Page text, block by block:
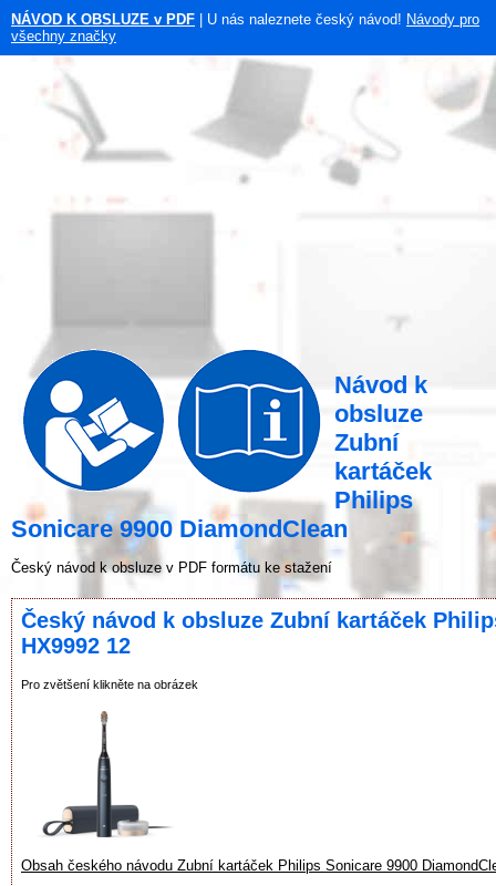
NÁVOD K OBSLUZE v PDF | U nás naleznete český návod! Návody pro
všechny značky
Návod k
obsluze
Zubní
kartáček
Philips
Sonicare 9900 DiamondClean
Český návod k obsluze v PDF formátu ke stažení
Český návod k obsluze Zubní kartáček
HX9992 12
Pro zvětšení klikněte na obrázek
Obsah českého návodu Zubní kartáček Philips Sonicare 9900